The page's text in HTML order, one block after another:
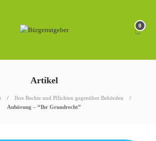
0
Artikel
Ihre Rechte und Pflichten gegenüber Behörden
Anhörung – “Ihr Grundrecht”